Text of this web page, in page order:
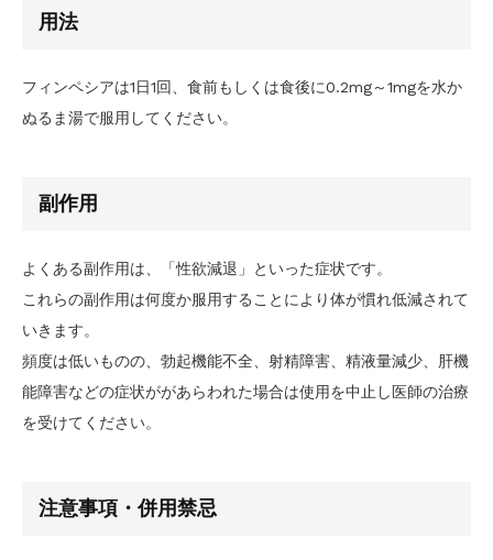
用法
フィンペシアは1日1回、食前もしくは食後に0.2mg～1mgを水か
ぬるま湯で服用してください。
副作用
よくある副作用は、「性欲減退」といった症状です。
これらの副作用は何度か服用することにより体が慣れ低減されて
いきます。
頻度は低いものの、勃起機能不全、射精障害、精液量減少、肝機
能障害などの症状ががあらわれた場合は使用を中止し医師の治療
を受けてください。
注意事項・併用禁忌